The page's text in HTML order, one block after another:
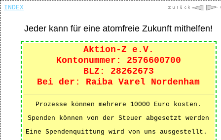
INDEX
Jeder kann für eine atomfreie Zukunft mithelfen!
Aktion-Z e.V.
Kontonummer: 2576600700
BLZ: 28262673
Bei der: Raiba Varel Nordenham
Prozesse können mehrere 10000 Euro kosten.
Spenden können von der Steuer abgesetzt werden
Eine Spendenquittung wird von uns ausgestellt.